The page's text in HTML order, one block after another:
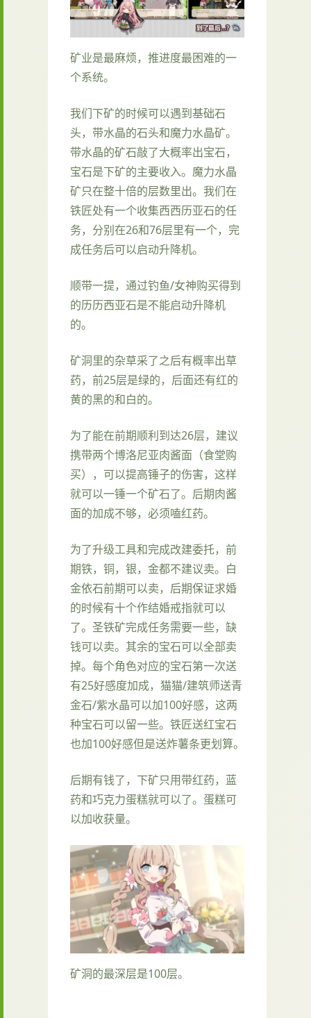
矿业是最麻烦，推进度最困难的一
个系统。
我们下矿的时候可以遇到基础石
头，带水晶的石头和魔力水晶矿。
带水晶的矿石敲了大概率出宝石，
宝石是下矿的主要收入。魔力水晶
矿只在整十倍的层数里出。我们在
铁匠处有一个收集西西历亚石的任
务，分别在26和76层里有一个，完
成任务后可以启动升降机。
顺带一提，通过钓鱼/女神购买得到
的历历西亚石是不能启动升降机
的。
矿洞里的杂草采了之后有概率出草
药，前25层是绿的，后面还有红的
黄的黑的和白的。
为了能在前期顺利到达26层，建议
携带两个博洛尼亚肉酱面（食堂购
买），可以提高锤子的伤害，这样
就可以一锤一个矿石了。后期肉酱
面的加成不够，必须嗑红药。
为了升级工具和完成改建委托，前
期铁，铜，银，金都不建议卖。白
金依石前期可以卖，后期保证求婚
的时候有十个作结婚戒指就可以
了。圣铁矿完成任务需要一些，缺
钱可以卖。其余的宝石可以全部卖
掉。每个角色对应的宝石第一次送
有25好感度加成，猫猫/建筑师送青
金石/紫水晶可以加100好感，这两
种宝石可以留一些。铁匠送红宝石
也加100好感但是送炸薯条更划算。
后期有钱了，下矿只用带红药，蓝
药和巧克力蛋糕就可以了。蛋糕可
以加收获量。
矿洞的最深层是100层。